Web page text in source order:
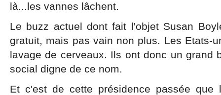
là...les vannes lâchent.
Le buzz actuel dont fait l'objet Susan
gratuit, mais pas vain non plus. Les Etats-
lavage de cerveaux. Ils ont donc un grand
social digne de ce nom.
Et c'est de cette présidence passée